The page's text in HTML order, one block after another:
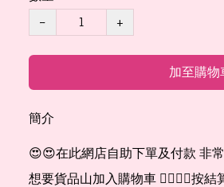
−
+
加至購物
簡介
😍😍在此網店自助下單及付款 非常
想要貨品山加入購物車 👉🏻👉🏻按結